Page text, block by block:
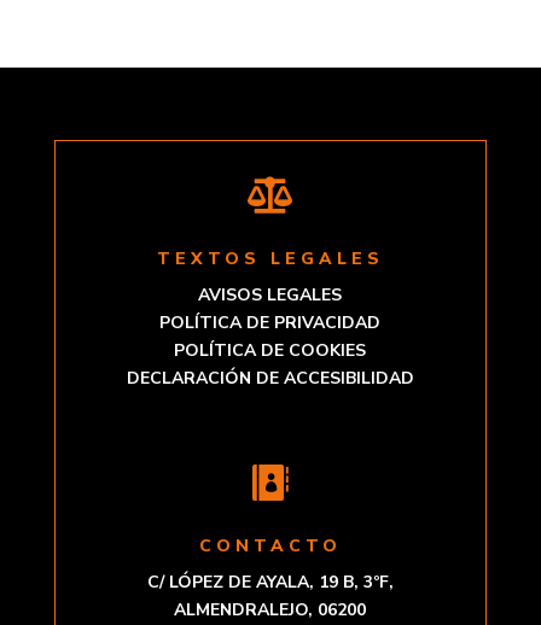

TEXTOS LEGALES
AVISOS LEGALES
POLÍTICA DE PRIVACIDAD
POLÍTICA DE COOKIES
DECLARACIÓN DE ACCESIBILIDAD

CONTACTO
C/ LÓPEZ DE AYALA, 19 B, 3ºF,
ALMENDRALEJO, 06200